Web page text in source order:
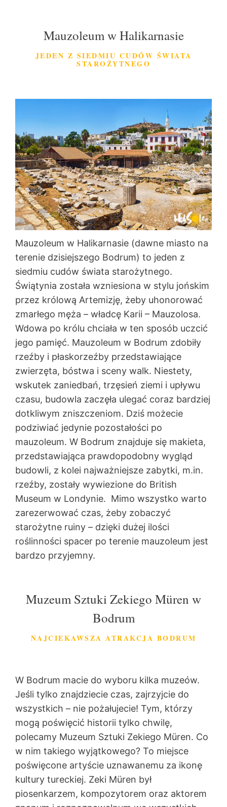
Mauzoleum w Halikarnasie
JEDEN Z SIEDMIU CUDÓW ŚWIATA
STAROŻYTNEGO
Mauzoleum w Halikarnasie (dawne miasto na
terenie dzisiejszego Bodrum) to jeden z
siedmiu cudów świata starożytnego.
Świątynia została wzniesiona w stylu jońskim
przez królową Artemizję, żeby uhonorować
zmarłego męża – władcę Karii – Mauzolosa.
Wdowa po królu chciała w ten sposób uczcić
jego pamięć. Mauzoleum w Bodrum zdobiły
rzeźby i płaskorzeźby przedstawiające
zwierzęta, bóstwa i sceny walk. Niestety,
wskutek zaniedbań, trzęsień ziemi i upływu
czasu, budowla zaczęła ulegać coraz bardziej
dotkliwym zniszczeniom. Dziś możecie
podziwiać jedynie pozostałości po
mauzoleum. W Bodrum znajduje się makieta,
przedstawiająca prawdopodobny wygląd
budowli, z kolei najważniejsze zabytki, m.in.
rzeźby, zostały wywiezione do British
Museum w Londynie. Mimo wszystko warto
zarezerwować czas, żeby zobaczyć
starożytne ruiny – dzięki dużej ilości
roślinności spacer po terenie mauzoleum jest
bardzo przyjemny.
Muzeum Sztuki Zekiego Müren w
Bodrum
NAJCIEKAWSZA ATRAKCJA BODRUM
W Bodrum macie do wyboru kilka muzeów.
Jeśli tylko znajdziecie czas, zajrzyjcie do
wszystkich – nie pożałujecie! Tym, którzy
mogą poświęcić historii tylko chwilę,
polecamy Muzeum Sztuki Zekiego Müren. Co
w nim takiego wyjątkowego? To miejsce
poświęcone artyście uznawanemu za ikonę
kultury tureckiej. Zeki Müren był
piosenkarzem, kompozytorem oraz aktorem